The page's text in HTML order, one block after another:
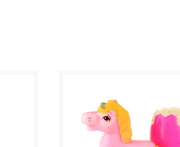
presenter. Kombinationen av
passar lika bra som: